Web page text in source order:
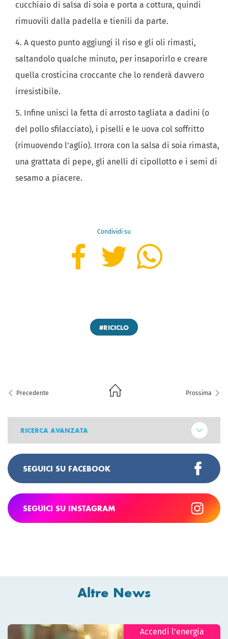
cucchiaio di salsa di soia e porta a cottura, quindi
rimuovili dalla padella e tienili da parte.
A questo punto aggiungi il riso e gli oli rimasti,
saltandolo qualche minuto, per insaporirlo e creare
quella crosticina croccante che lo renderà davvero
irresistibile.
Infine unisci la fetta di arrosto tagliata a dadini (o
del pollo sfilacciato), i piselli e le uova col soffritto
(rimuovendo l’aglio). Irrora con la salsa di soia rimasta,
una grattata di pepe, gli anelli di cipollotto e i semi di
sesamo a piacere.
Condividi su
#RICICLO
Precedente Prossima
RICERCA AVANZATA
SEGUICI SU FACEBOOK
SEGUICI SU INSTAGRAM
Altre News
Accendi l’energia